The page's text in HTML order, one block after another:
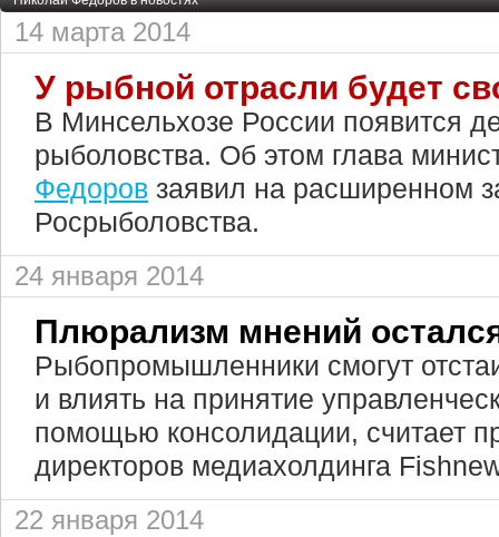
14 марта 2014
У рыбной отрасли будет
В Минсельхозе России появится
рыболовства. Об этом глава
Федоров заявил на расширенном
Росрыболовства.
24 января 2014
Плюрализм мнений
Рыбопромышленники смогут
и влиять на принятие
помощью консолидации, считает
директоров медиахолдинга
22 января 2014